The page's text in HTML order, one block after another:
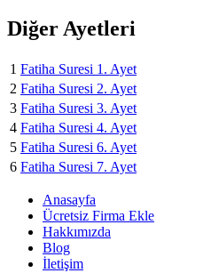
Diğer Ayetleri
1 Fatiha Suresi 1. Ayet
2 Fatiha Suresi 2. Ayet
3 Fatiha Suresi 3. Ayet
4 Fatiha Suresi 4. Ayet
5 Fatiha Suresi 6. Ayet
6 Fatiha Suresi 7. Ayet
Anasayfa
Ücretsiz Firma Ekle
Hakkımızda
Blog
İletişim